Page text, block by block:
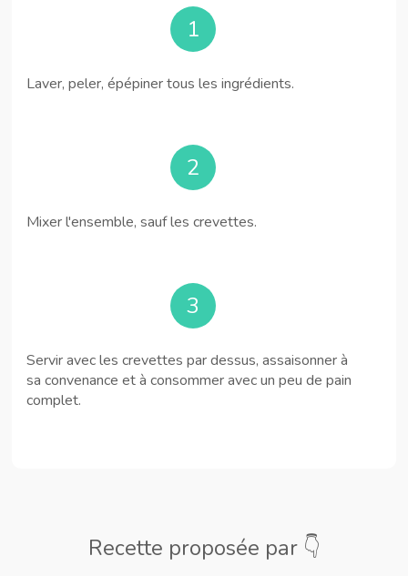
1
Laver, peler, épépiner tous les ingrédients.
2
Mixer l'ensemble, sauf les crevettes.
3
Servir avec les crevettes par dessus, assaisonner à
sa convenance et à consommer avec un peu de pain
complet.
Recette proposée par 👇